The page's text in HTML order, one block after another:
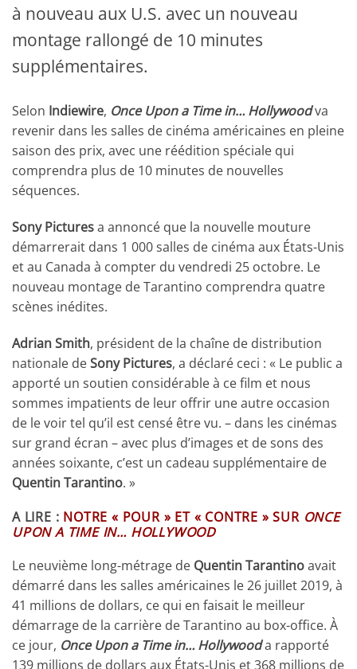
à nouveau aux U.S. avec un nouveau
montage rallongé de 10 minutes
supplémentaires.
Selon Indiewire, Once Upon a Time in… Hollywoodva
revenir dans les salles de cinéma américaines en pleine
saison des prix, avec une réédition spéciale qui
comprendra plus de 10 minutes de nouvelles
séquences.
Sony Picturesa annoncé que la nouvelle mouture
démarrerait dans 1 000 salles de cinéma aux États-Unis
et au Canada à compter du vendredi 25 octobre. Le
nouveau montage de Tarantino comprendra quatre
scènes inédites.
Adrian Smith, président de la chaîne de distribution
nationale deSony Pictures, a déclaré ceci : « Le public a
apporté un soutien considérable à ce film et nous
sommes impatients de leur offrir une autre occasion
de le voir tel qu’il est censé être vu. – dans les cinémas
sur grand écran – avec plus d’images et de sons des
années soixante, c’est un cadeau supplémentaire de
Quentin Tarantino. »
A LIRE : NOTRE « POUR » ET « CONTRE » SUR ONCE
UPON A TIME IN… HOLLYWOOD
Le neuvième long-métrage de Quentin Tarantinoavait
démarré dans les salles américaines le 26 juillet 2019, à
41 millions de dollars, ce qui en faisait le meilleur
démarrage de la carrière de Tarantino au box-office. À
ce jour, Once Upon a Time in… Hollywooda rapporté
139 millions de dollars aux États-Unis et 368 millions de